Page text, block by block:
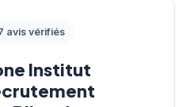
avis vérifiés
Institut